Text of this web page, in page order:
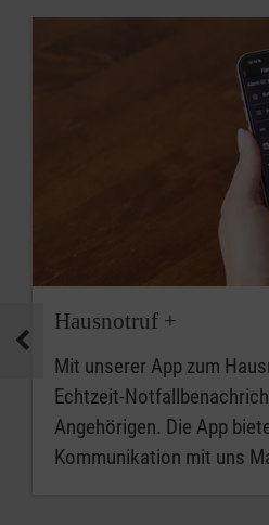
Hausnotruf +
Mit unserer App zum
Echtzeit-
Angehörigen. Die App
Kommunikation mit uns